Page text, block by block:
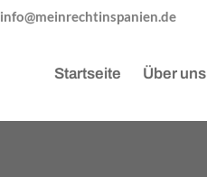
info@meinrechtinspanien.de
Startseite Über uns